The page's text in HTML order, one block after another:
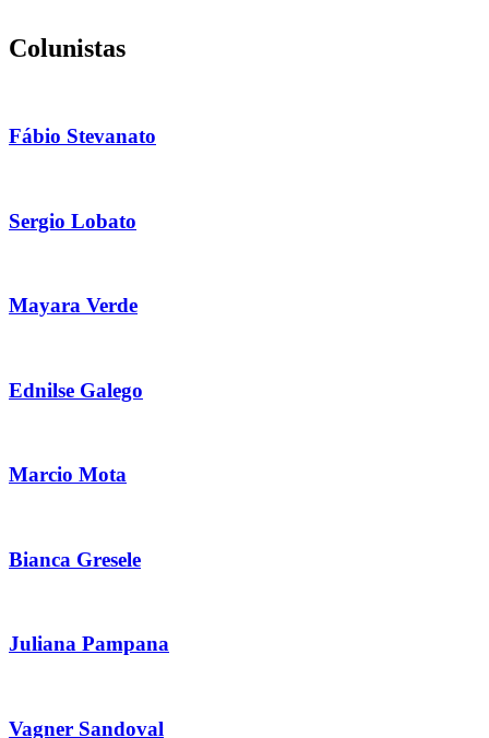
Colunistas
Fábio Stevanato
Sergio Lobato
Mayara Verde
Ednilse Galego
Marcio Mota
Bianca Gresele
Juliana Pampana
Vagner Sandoval